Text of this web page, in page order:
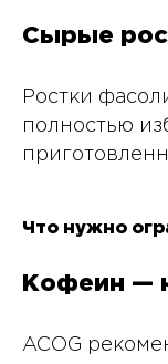
Сырые
Ростки
полностью
Что нужно
Кофеин —
ACOG